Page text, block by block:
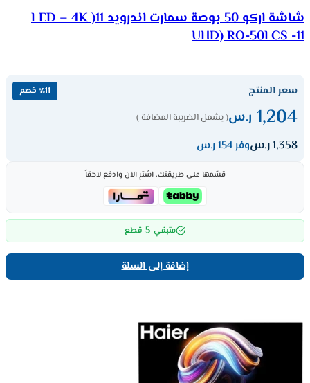
شاشة اركو 50 بوصة سمارت اندرويد 11( LED – 4K
UHD) RO-50LCS -11
سعر المنتج ٪11 خصم
1,204 ر.س( يشمل الضريبة المضافة )
1,358ر.سوفر 154 ر.س
قسّمها على طريقتك، اشترِ الآن وادفع لاحقاً
متبقي 5 قطع
إضافة إلى السلة